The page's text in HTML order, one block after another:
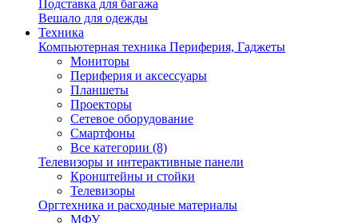
Подставка для багажа
Вешало для одежды
Техника
Компьютерная техника Периферия, Гаджеты
Мониторы
Периферия и аксессуары
Планшеты
Проекторы
Сетевое оборудование
Смартфоны
Все категории (8)
Телевизоры и интерактивные панели
Кронштейны и стойки
Телевизоры
Оргтехника и расходные материалы
МФУ